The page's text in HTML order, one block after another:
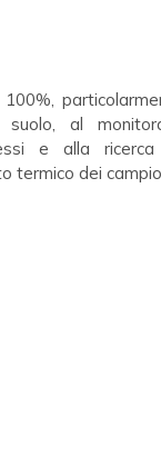
al
e alla
dei